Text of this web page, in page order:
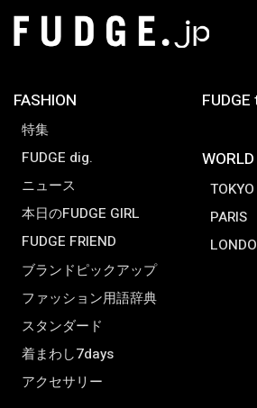
FASHION
特集
FUDGE dig.
ニュース
本日のFUDGE GIRL
FUDGE FRIEND
ブランドピックアップ
ファッション用語辞典
スタンダード
着まわし7days
アクセサリー
FUDGE
TOKYO
PARIS